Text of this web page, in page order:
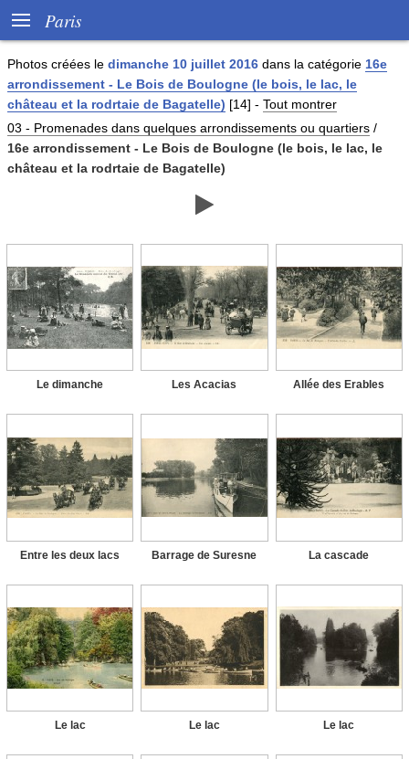
 Paris
Photos créées le dimanche 10 juillet 2016 dans la catégorie 16e
arrondissement - Le Bois de Boulogne (le bois, le lac, le
château et la rodrtaie de Bagatelle) [14] - Tout montrer
03 - Promenades dans quelques arrondissements ou quartiers /
16e arrondissement - Le Bois de Boulogne (le bois, le lac, le
château et la rodrtaie de Bagatelle)

Le dimanche Les Acacias Allée des Erables
Entre les deux lacs Barrage de Suresne La cascade
Le lac Le lac Le lac